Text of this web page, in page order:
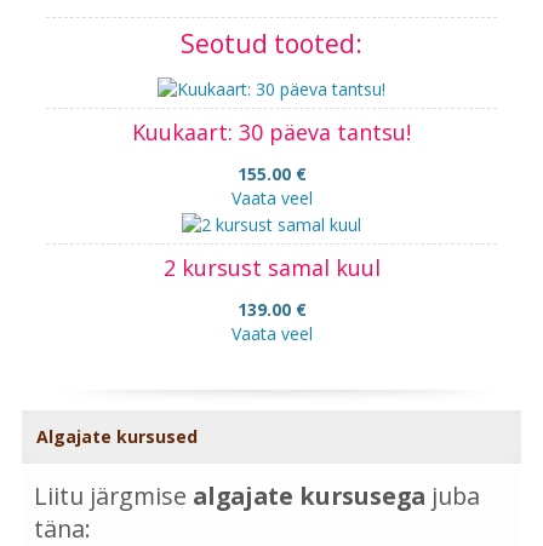
Seotud tooted:
Kuukaart: 30 päeva tantsu!
155.00 €
Vaata veel
2 kursust samal kuul
139.00 €
Vaata veel
Algajate kursused
Liitu järgmise algajate kursusega juba
täna: